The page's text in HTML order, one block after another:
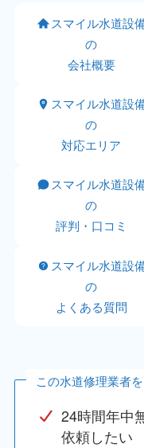
スマイル水道設
の
会社概要
スマイル水道設
の
対応エリア
スマイル水道設
の
評判・口コミ
スマイル水道設
の
よくある質問
この水道修理業者
24時間年中
依頼したい